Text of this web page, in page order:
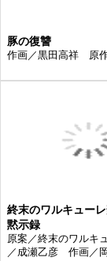
豚の復讐
作画／黒田高祥 原
終末のワルキュー
黙示録
原案／終末のワル
／成瀬乙彦 作画／